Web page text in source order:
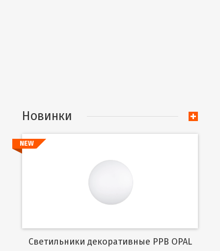
Новинки
NEW
Cветильники декоративные PPB OPAL